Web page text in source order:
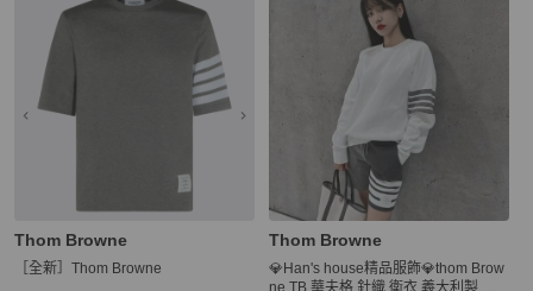
Thom Browne
［全新］Thom Browne
Thom Browne
💎Han's house精品服飾💎thom Brow
ne TB 華夫格 針織 衛衣 義大利製 現